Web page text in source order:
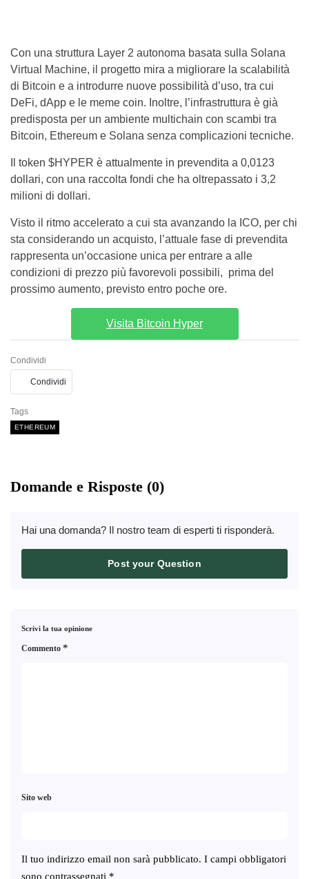
Con una struttura Layer 2 autonoma basata sulla Solana
Virtual Machine, il progetto mira a migliorare la scalabilità
di Bitcoin e a introdurre nuove possibilità d’uso, tra cui
DeFi, dApp e le meme coin. Inoltre, l’infrastruttura è già
predisposta per un ambiente multichain con scambi tra
Bitcoin, Ethereum e Solana senza complicazioni tecniche.
Il token $HYPER è attualmente in prevendita a 0,0123
dollari, con una raccolta fondi che ha oltrepassato i 3,2
milioni di dollari.
Visto il ritmo accelerato a cui sta avanzando la ICO, per chi
sta considerando un acquisto, l’attuale fase di prevendita
rappresenta un’occasione unica per entrare a alle
condizioni di prezzo più favorevoli possibili, prima del
prossimo aumento, previsto entro poche ore.
Visita Bitcoin Hyper
Condividi
Condividi
Tags
ETHEREUM
Domande e Risposte (0)
Hai una domanda? Il nostro team di esperti ti risponderà.
Post your Question
Scrivi la tua opinione
Il tuo indirizzo email non sarà pubblicato. I campi obbligatori
sono contrassegnati *
Commento *
Sito web